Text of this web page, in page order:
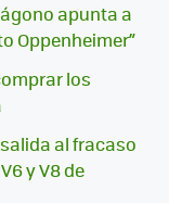
apunta a
Oppenheimer”
los
al fracaso
y V8 de